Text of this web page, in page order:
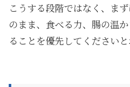
こうする段階ではなく、ま
のまま、食べる力、腸の温
ることを優先してくださいと